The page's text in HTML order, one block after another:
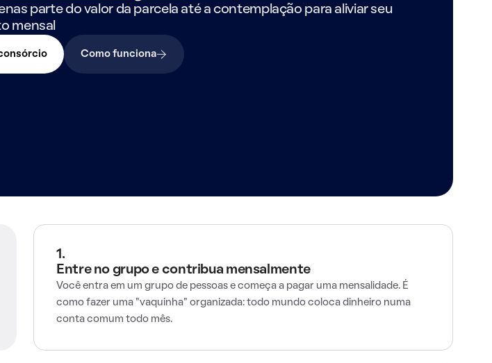
parte do valor da parcela até a contemplação para aliviar seu
mensal
Como funciona
1.
Entre no grupo e contribua mensalmente
Você entra em um grupo de pessoas e começa a pagar uma mensalidade. É
como fazer uma "vaquinha" organizada: todo mundo coloca dinheiro numa
conta comum todo mês.